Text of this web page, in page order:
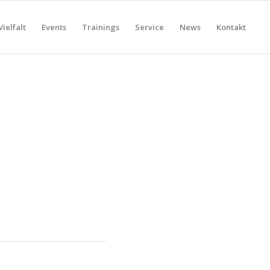
Events Trainings Service News Kontakt